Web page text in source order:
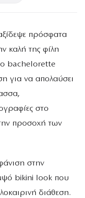
πρόσφατα
καλή της φίλη
bachelorette
για να απολαύσει
στο
προσοχή των
στην
bikini look που
διάθεση.